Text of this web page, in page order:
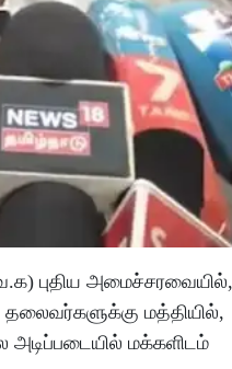
புதிய அமைச்சரவையில்,
மத்தியில்,
மக்களிடம்